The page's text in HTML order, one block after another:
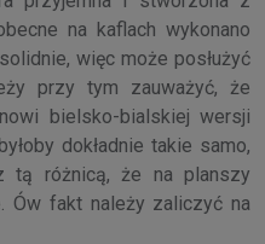
na kaflach wykonano
więc może posłużyć
przy tym zauważyć, że
bielsko-bialskiej wersji
dokładnie takie samo,
tą różnicą, że na planszy
Ów fakt należy zaliczyć na